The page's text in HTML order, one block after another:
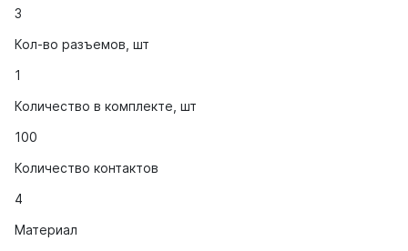
3
Кол-во разъемов, шт
1
Количество в комплекте, шт
100
Количество контактов
4
Материал